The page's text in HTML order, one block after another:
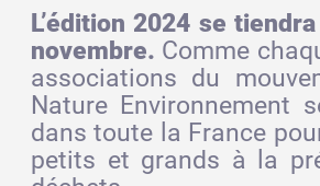
L’édition 2024 se
novembre. Comme
associations du
Nature Environnement
dans toute la France
petits et grands à la